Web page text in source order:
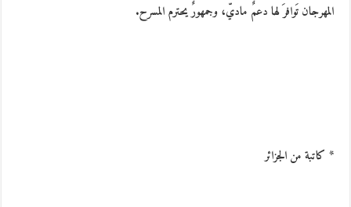
المهرجان تَوافرَ لها دعمٌ ماديّ، وجمهورٌ يحترم المسرح.
* كاتبة من الجزائر